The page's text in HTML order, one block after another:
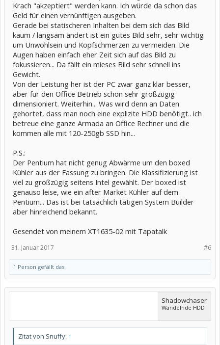
Krach "akzeptiert" werden kann. Ich würde da schon das
Geld für einen vernünftigen ausgeben.
Gerade bei statischeren Inhalten bei dem sich das Bild
kaum / langsam ändert ist ein gutes Bild sehr, sehr wichtig
um Unwohlsein und Kopfschmerzen zu vermeiden. Die
Augen haben einfach eher Zeit sich auf das Bild zu
fokussieren... Da fällt ein mieses Bild sehr schnell ins
Gewicht.
Von der Leistung her ist der PC zwar ganz klar besser,
aber für den Office Betrieb schon sehr großzügig
dimensioniert. Weiterhin... Was wird denn an Daten
gehortet, dass man noch eine explizite HDD benötigt.. ich
betreue eine ganze Armada an Office Rechner und die
kommen alle mit 120-250gb SSD hin...
P.S.:
Der Pentium hat nicht genug Abwärme um den boxed
Kühler aus der Fassung zu bringen. Die Klassifizierung ist
viel zu großzügig seitens Intel gewählt. Der boxed ist
genauso leise, wie ein after Market Kühler auf dem
Pentium... Das ist bei tatsächlich tätigen System Builder
aber hinreichend bekannt.
Gesendet von meinem XT1635-02 mit Tapatalk
#6
31. Januar 2017
1 Person gefällt das.
Shadowchaser
Wandelnde HDD
Zitat von Snuffy: ↑